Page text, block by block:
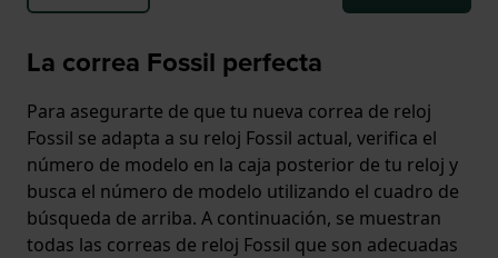
La correa Fossil perfecta
Para asegurarte de que tu nueva correa de reloj
Fossil se adapta a su reloj Fossil actual, verifica el
número de modelo en la caja posterior de tu reloj y
busca el número de modelo utilizando el cuadro de
búsqueda de arriba. A continuación, se muestran
todas las correas de reloj Fossil que son adecuadas